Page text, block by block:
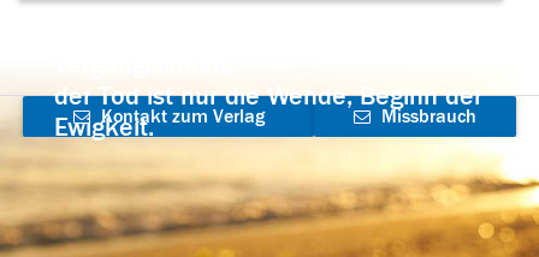
der Tod ist nur die Wende, Beginn der
Ewigkeit.
Kontakt zum Verlag
aufnehmen
Missbrauch